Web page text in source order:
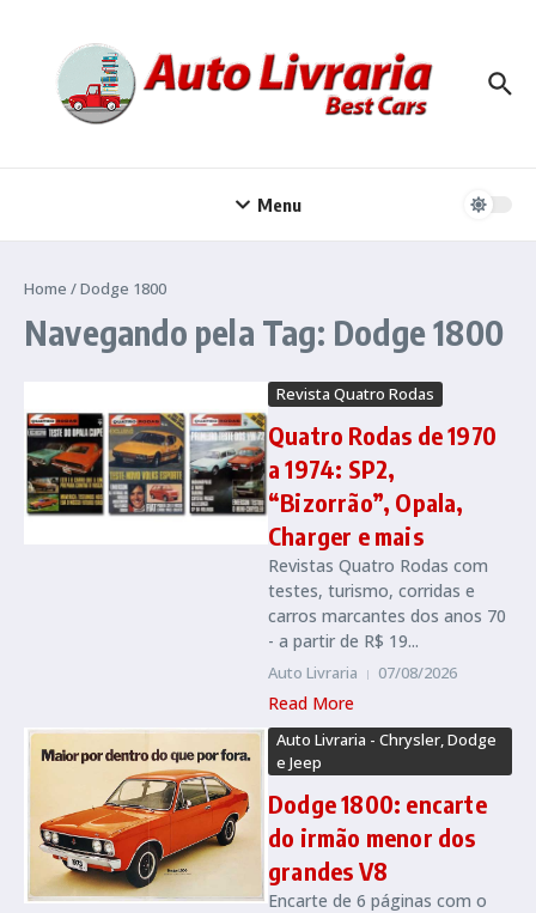
Menu
Home /Dodge 1800
Navegando pela Tag: Dodge 1800
Revista Quatro Rodas
Quatro Rodas de 1970
a 1974: SP2,
“Bizorrão”, Opala,
Charger e mais
Revistas Quatro Rodas com
testes, turismo, corridas e
carros marcantes dos anos 70
- a partir de R$ 19...
Auto Livraria 07/08/2026
Read More
Auto Livraria - Chrysler, Dodge
e Jeep
Dodge 1800: encarte
do irmão menor dos
grandes V8
Encarte de 6 páginas com o